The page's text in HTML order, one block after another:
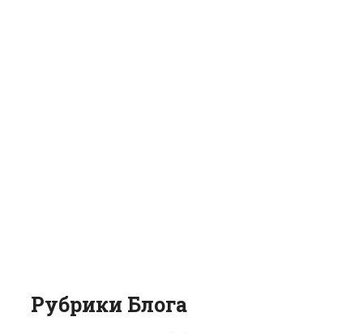
Рубрики Блога